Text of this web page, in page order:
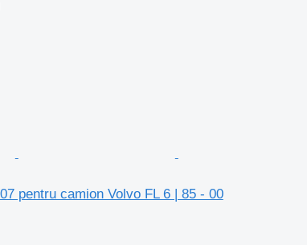
pentru camion Volvo FL 6 | 85 - 00